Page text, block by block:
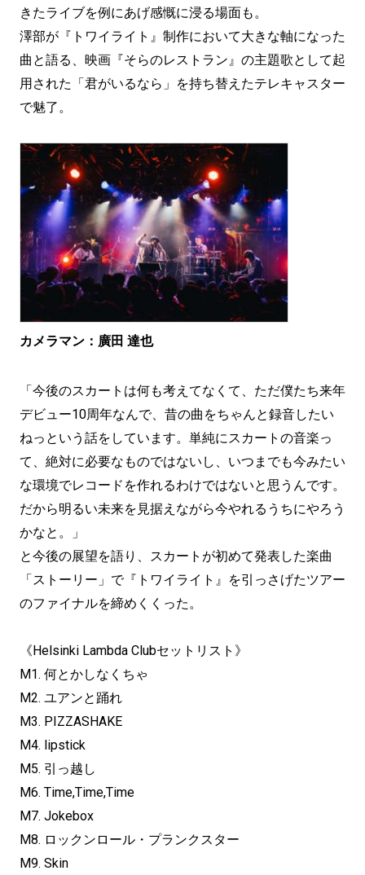
きたライブを例にあげ感慨に浸る場面も。
澤部が『トワイライト』制作において大きな軸になった
曲と語る、映画『そらのレストラン』の主題歌として起
用された「君がいるなら」を持ち替えたテレキャスター
で魅了。
カメラマン：廣田 達也
「今後のスカートは何も考えてなくて、ただ僕たち来年
デビュー10周年なんで、昔の曲をちゃんと録音したい
ねっという話をしています。単純にスカートの音楽っ
て、絶対に必要なものではないし、いつまでも今みたい
な環境でレコードを作れるわけではないと思うんです。
だから明るい未来を見据えながら今やれるうちにやろう
かなと。」
と今後の展望を語り、スカートが初めて発表した楽曲
「ストーリー」で『トワイライト』を引っさげたツアー
のファイナルを締めくくった。
《Helsinki Lambda Clubセットリスト》
M1. 何とかしなくちゃ
M2. ユアンと踊れ
M3. PIZZASHAKE
M4. lipstick
M5. 引っ越し
M6. Time,Time,Time
M7. Jokebox
M8. ロックンロール・プランクスター
M9. Skin